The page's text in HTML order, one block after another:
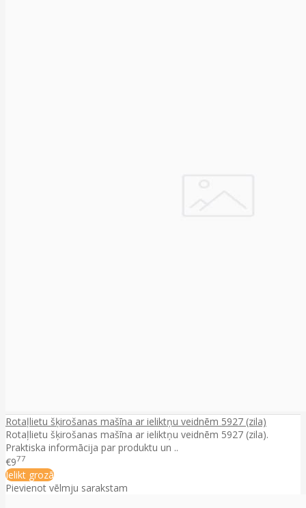
Rotaļlietu šķirošanas mašīna ar ieliktņu veidnēm 5927 (zila)
Rotaļlietu šķirošanas mašīna ar ieliktņu veidnēm 5927 (zila).
Praktiska informācija par produktu un ..
€977
Ielikt grozā
Pievienot vēlmju sarakstam